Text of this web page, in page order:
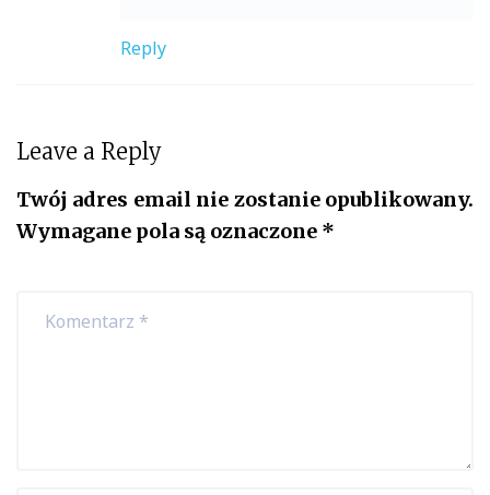
Reply
Leave a Reply
Twój adres email nie zostanie opublikowany.
Wymagane pola są oznaczone *